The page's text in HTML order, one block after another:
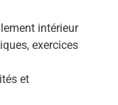
intérieur
exercices
et